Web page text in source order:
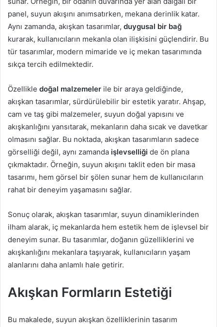
panel, suyun akışını anımsatırken, mekana derinlik katar.
Aynı zamanda, akışkan tasarımlar, duygusal bir bağ
kurarak, kullanıcıların mekanla olan ilişkisini güçlendirir. Bu
tür tasarımlar, modern mimaride ve iç mekan tasarımında
sıkça tercih edilmektedir.
Özellikle doğal malzemeler ile bir araya geldiğinde,
akışkan tasarımlar, sürdürülebilir bir estetik yaratır. Ahşap,
cam ve taş gibi malzemeler, suyun doğal yapısını ve
akışkanlığını yansıtarak, mekanların daha sıcak ve davetkar
olmasını sağlar. Bu noktada, akışkan tasarımların sadece
görselliği değil, aynı zamanda işlevselliği de ön plana
çıkmaktadır. Örneğin, suyun akışını taklit eden bir masa
tasarımı, hem görsel bir şölen sunar hem de kullanıcıların
rahat bir deneyim yaşamasını sağlar.
Sonuç olarak, akışkan tasarımlar, suyun dinamiklerinden
ilham alarak, iç mekanlarda hem estetik hem de işlevsel bir
deneyim sunar. Bu tasarımlar, doğanın güzelliklerini ve
akışkanlığını mekanlara taşıyarak, kullanıcıların yaşam
alanlarını daha anlamlı hale getirir.
Akışkan Formların Estetiği
Bu makalede, suyun akışkan özelliklerinin tasarım